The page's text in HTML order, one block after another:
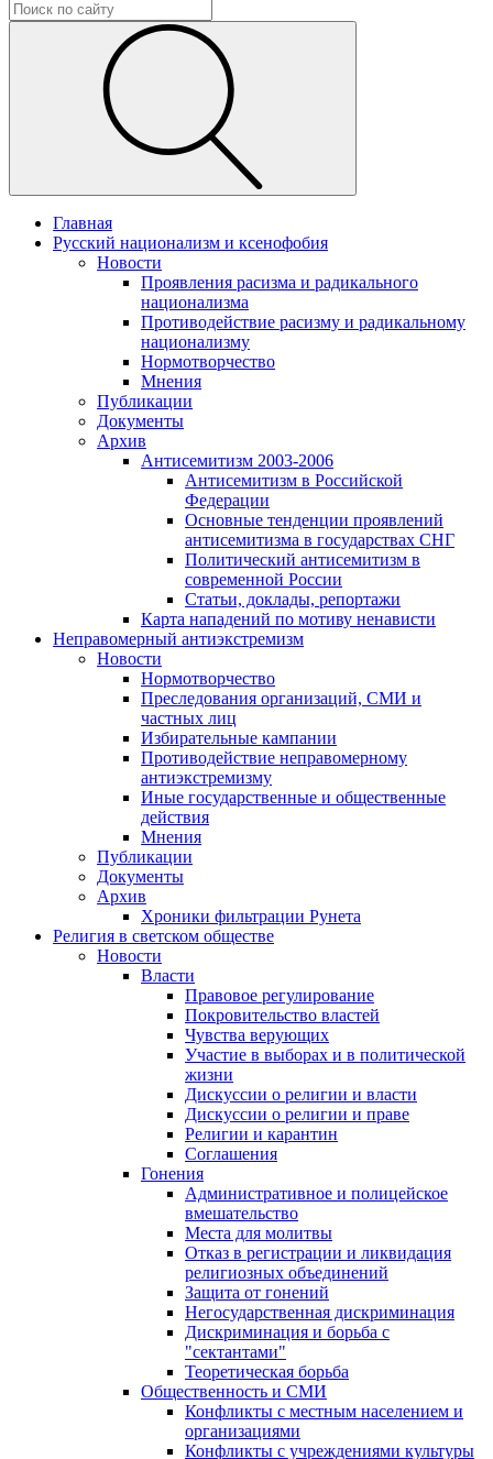
Главная
Русский национализм и ксенофобия
Новости
Проявления расизма и радикального
национализма
Противодействие расизму и радикальному
национализму
Нормотворчество
Мнения
Публикации
Документы
Архив
Антисемитизм 2003-2006
Антисемитизм в Российской
Федерации
Основные тенденции проявлений
антисемитизма в государствах СНГ
Политический антисемитизм в
современной России
Статьи, доклады, репортажи
Карта нападений по мотиву ненависти
Неправомерный антиэкстремизм
Новости
Нормотворчество
Преследования организаций, СМИ и
частных лиц
Избирательные кампании
Противодействие неправомерному
антиэкстремизму
Иные государственные и общественные
действия
Мнения
Публикации
Документы
Архив
Хроники фильтрации Рунета
Религия в светском обществе
Новости
Власти
Правовое регулирование
Покровительство властей
Чувства верующих
Участие в выборах и в политической
жизни
Дискуссии о религии и власти
Дискуссии о религии и праве
Религии и карантин
Соглашения
Гонения
Административное и полицейское
вмешательство
Места для молитвы
Отказ в регистрации и ликвидация
религиозных объединений
Защита от гонений
Негосударственная дискриминация
Дискриминация и борьба с
"сектантами"
Теоретическая борьба
Общественность и СМИ
Конфликты с местным населением и
организациями
Конфликты с учреждениями культуры